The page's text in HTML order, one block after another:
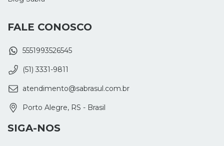
FALE CONOSCO
5551993526545
(51) 3331-9811
atendimento@sabrasul.com.br
Porto Alegre, RS - Brasil
SIGA-NOS